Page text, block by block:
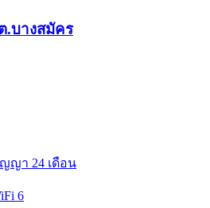
.บางสมัคร
ญา 24 เดือน
6